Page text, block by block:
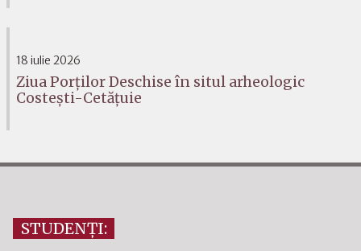
18 iulie 2026
Ziua Porților Deschise în situl arheologic
Costești-Cetățuie
STUDENȚI: